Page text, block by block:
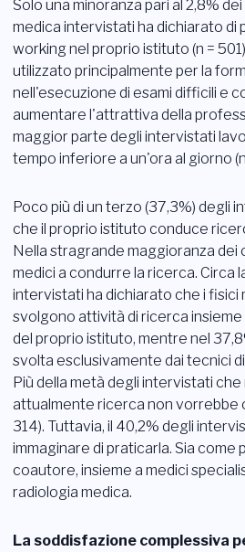
Solo una minoranza pari al 2,8%
medica intervistati ha dichiarato di
working nel proprio istituto (n =
utilizzato principalmente per la
nell'esecuzione di esami difficili e
aumentare l'attrattiva della
maggior parte degli intervistati
tempo inferiore a un'ora al giorno (n
Poco più di un terzo (37,3%) degli
che il proprio istituto conduce
Nella stragrande maggioranza dei
medici a condurre la ricerca. Circa
intervistati ha dichiarato che i fisici
svolgono attività di ricerca insieme
del proprio istituto, mentre nel
svolta esclusivamente dai tecnici
Più della metà degli intervistati
attualmente ricerca non vorrebbe
314). Tuttavia, il 40,2% degli
immaginare di praticarla. Sia
coautore, insieme a medici
radiologia medica.
La soddisfazione complessiva